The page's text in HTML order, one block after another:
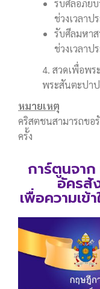
รับศีลอภัย
ช่วงเวลา
รับศีลมหา
ช่วงเวลา
4. สวดเพื่อพ
พระสันตะปา
หมายเหตุ
คริสตชนสามารถขอ
ครั้ง
การ์ตูนจา
อัครสั
เพื่อความเข้